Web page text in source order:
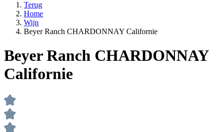
Terug
Home
Wijn
Beyer Ranch CHARDONNAY Californie
Beyer Ranch CHARDONNAY
Californie